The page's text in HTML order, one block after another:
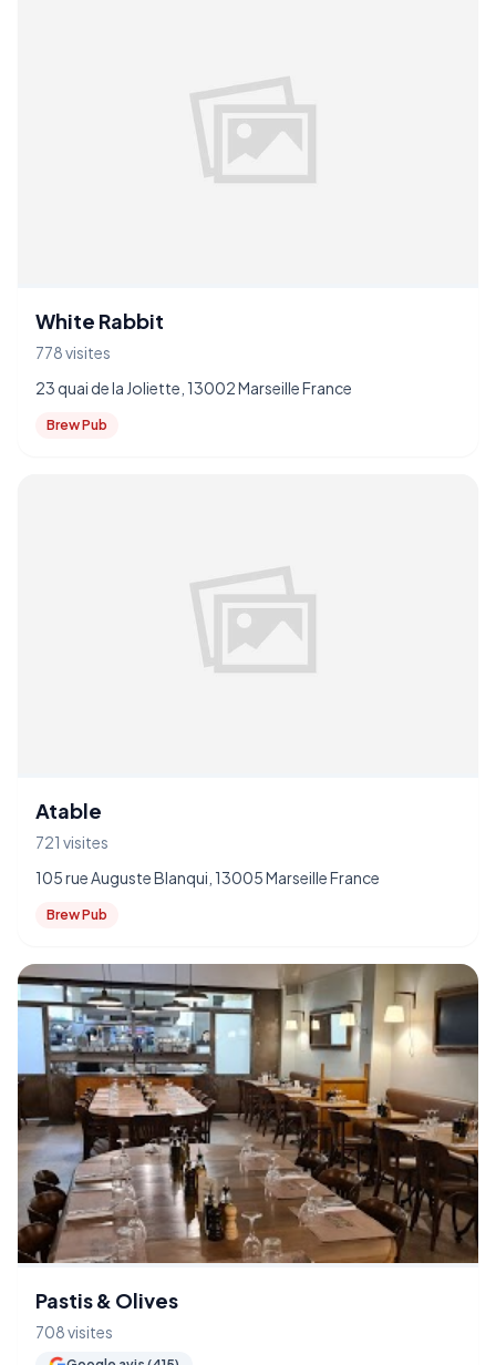
White Rabbit
778 visites
23 quai de la Joliette, 13002 Marseille France
Brew Pub
Atable
721 visites
105 rue Auguste Blanqui, 13005 Marseille France
Brew Pub
Pastis & Olives
708 visites